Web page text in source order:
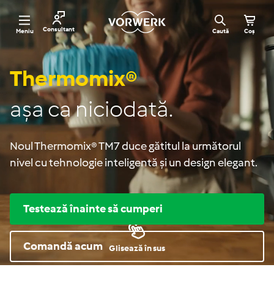
conținut
MeniuNavigare site
Consultant
V
o
r
w
e
r
k
R
m
a
n
i
a
Caută Coș
Thermomix®
așa ca niciodată.
Noul Thermomix® TM7 duce gătitul la următorul
nivel cu tehnologie inteligentă și un design elegant.
Testează înainte să cumperi
Comandă acum Glisează în sus